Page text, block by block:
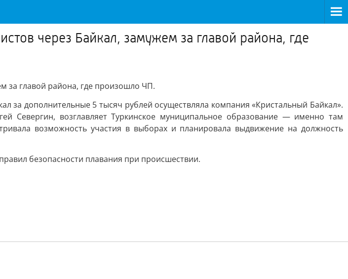
через Байкал, замужем за главой района, где
за главой района, где произошло ЧП.
за дополнительные 5 тысяч рублей осуществляла компания «Кристальный Байкал».
Севергин, возглавляет Туркинское муниципальное образование — именно там
возможность участия в выборах и планировала выдвижение на должность
безопасности плавания при происшествии.